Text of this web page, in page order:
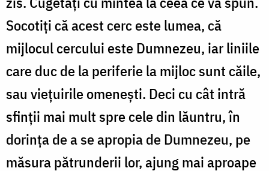
Socotiți că acest cerc este lumea, că
mijlocul cercului este Dumnezeu, iar liniile
care duc de la periferie la mijloc sunt căile,
sau viețuirile omenești. Deci cu cât intră
sfinții mai mult spre cele din lăuntru, în
dorința de a se apropia de Dumnezeu, pe
măsura pătrunderii lor, ajung mai aproape